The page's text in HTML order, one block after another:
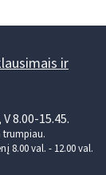
ir
8.00-15.45.
trumpiau.
8.00 val. - 12.00 val.